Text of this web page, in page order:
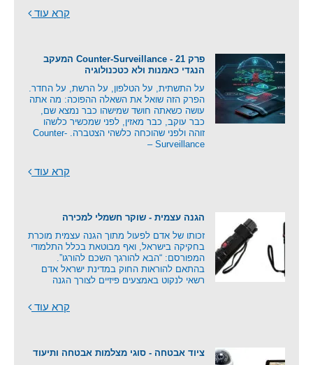
קרא עוד
פרק 21 - Counter-Surveillance המעקב
הנגדי כאמנות ולא כטכנולוגיה
על התשתית, על הטלפון, על הרשת, על החדר.
הפרק הזה שואל את השאלה ההפוכה: מה אתה
עושה כשאתה חושד שמישהו כבר נמצא שם,
כבר עוקב, כבר מאזין, לפני שמכשיר כלשהו
זוהה ולפני שהוכחה כלשהי הצטברה. Counter-
Surveillance –
קרא עוד
הגנה עצמית - שוקר חשמלי למכירה
זכותו של אדם לפעול מתוך הגנה עצמית מוכרת
בחקיקה בישראל, ואף מבוטאת בכלל התלמודי
המפורסם: “הבא להורגך השכם להורגו”.
בהתאם להוראות החוק במדינת ישראל אדם
רשאי לנקוט באמצעים פיזיים לצורך הגנה
קרא עוד
ציוד אבטחה - סוגי מצלמות אבטחה ותיעוד